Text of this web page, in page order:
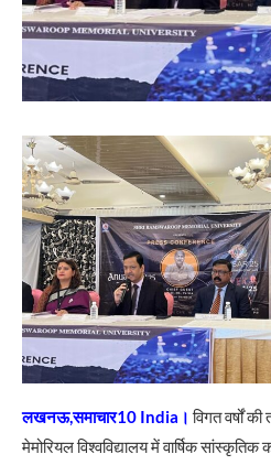
लखनऊ,समाचार10 India। विगत वर्षों
मेमोरियल विश्वविद्यालय में वार्षिक